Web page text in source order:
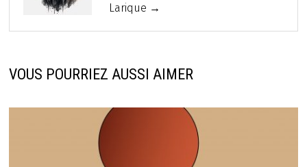
Larique →
VOUS POURRIEZ AUSSI AIMER